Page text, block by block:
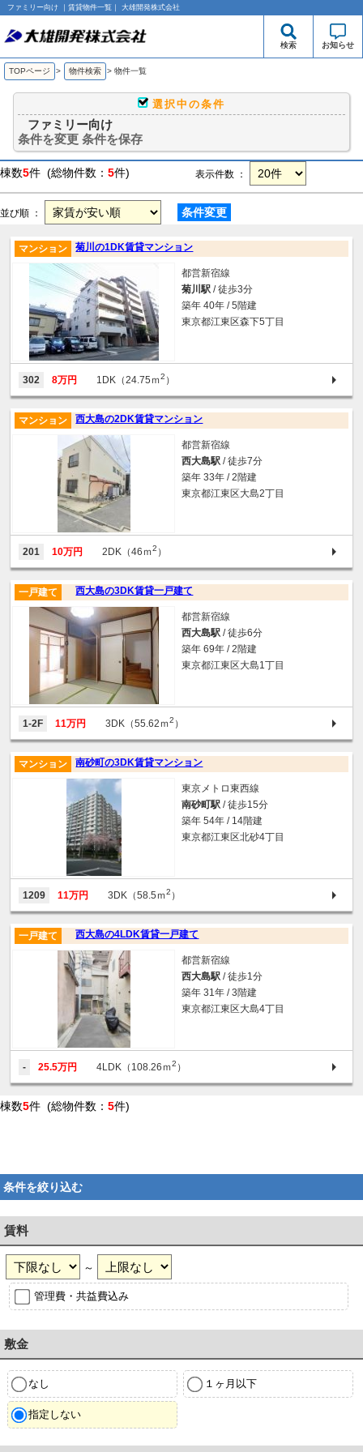
ファミリー向け ｜賃貸物件一覧｜ 大雄開発株式会社
検索 お知らせ
TOPページ > 物件検索 > 物件一覧
選択中の条件
ファミリー向け
条件を変更 条件を保存
棟数5件 (総物件数： 5件) 表示件数 ：
並び順 ： 条件変更
菊川の1DK賃貸マンション
マンション
都営新宿線
菊川駅 / 徒歩3分
築年 40年 / 5階建
東京都江東区森下5丁目
302 8万円 1DK（24.75ｍ2 ）
西大島の2DK賃貸マンション
マンション
都営新宿線
西大島駅 / 徒歩7分
築年 33年 / 2階建
東京都江東区大島2丁目
201 10万円 2DK（46ｍ2 ）
西大島の3DK賃貸一戸建て
一戸建て
都営新宿線
西大島駅 / 徒歩6分
築年 69年 / 2階建
東京都江東区大島1丁目
1-2F 11万円 3DK（55.62ｍ2 ）
南砂町の3DK賃貸マンション
マンション
東京メトロ東西線
南砂町駅 / 徒歩15分
築年 54年 / 14階建
東京都江東区北砂4丁目
1209 11万円 3DK（58.5ｍ2 ）
西大島の4LDK賃貸一戸建て
一戸建て
都営新宿線
西大島駅 / 徒歩1分
築年 31年 / 3階建
東京都江東区大島4丁目
- 25.5万円 4LDK（108.26ｍ2 ）
棟数5件 (総物件数： 5件)
条件を絞り込む
賃料
～
管理費・共益費込み
敷金
なし １ヶ月以下
指定しない